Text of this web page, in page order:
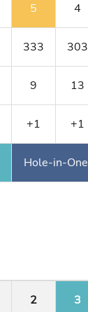
5 4
333 303
9 13
+1 +1
Hole-in-One
2 3